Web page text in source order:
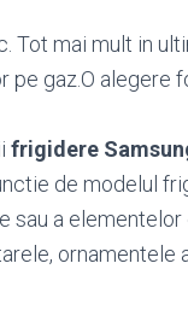
Tot mai mult in
gaz.O alegere
frigidere
de modelul
sau a
ornamentele